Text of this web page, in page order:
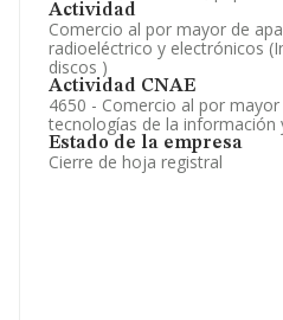
Actividad
Comercio al por mayor de
radioeléctrico y electrónicos
discos )
Actividad CNAE
4650 - Comercio al por
tecnologías de la información
Estado de la empresa
Cierre de hoja registral